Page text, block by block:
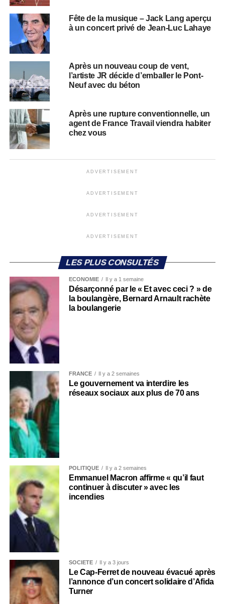
Fête de la musique – Jack Lang aperçu
à un concert privé de Jean-Luc Lahaye
Après un nouveau coup de vent,
l’artiste JR décide d’emballer le Pont-
Neuf avec du béton
Après une rupture conventionnelle, un
agent de France Travail viendra habiter
chez vous
ADVERTISEMENT
ADVERTISEMENT
ADVERTISEMENT
ADVERTISEMENT
LES PLUS CONSULTÉS
ECONOMIE Il y a 1 semaine
Désarçonné par le « Et avec ceci ? » de
la boulangère, Bernard Arnault rachète
la boulangerie
FRANCE Il y a 2 semaines
Le gouvernement va interdire les
réseaux sociaux aux plus de 70 ans
POLITIQUE Il y a 2 semaines
Emmanuel Macron affirme « qu’il faut
continuer à discuter » avec les
incendies
SOCIÉTÉ Il y a 3 jours
Le Cap-Ferret de nouveau évacué après
l’annonce d’un concert solidaire d’Afida
Turner